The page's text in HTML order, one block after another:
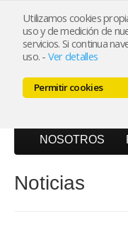
Utilizamos cookies
uso y de medición de
servicios. Si continua
uso. - Ver detalles
Permitir cookies
NOSOTROS
Noticias